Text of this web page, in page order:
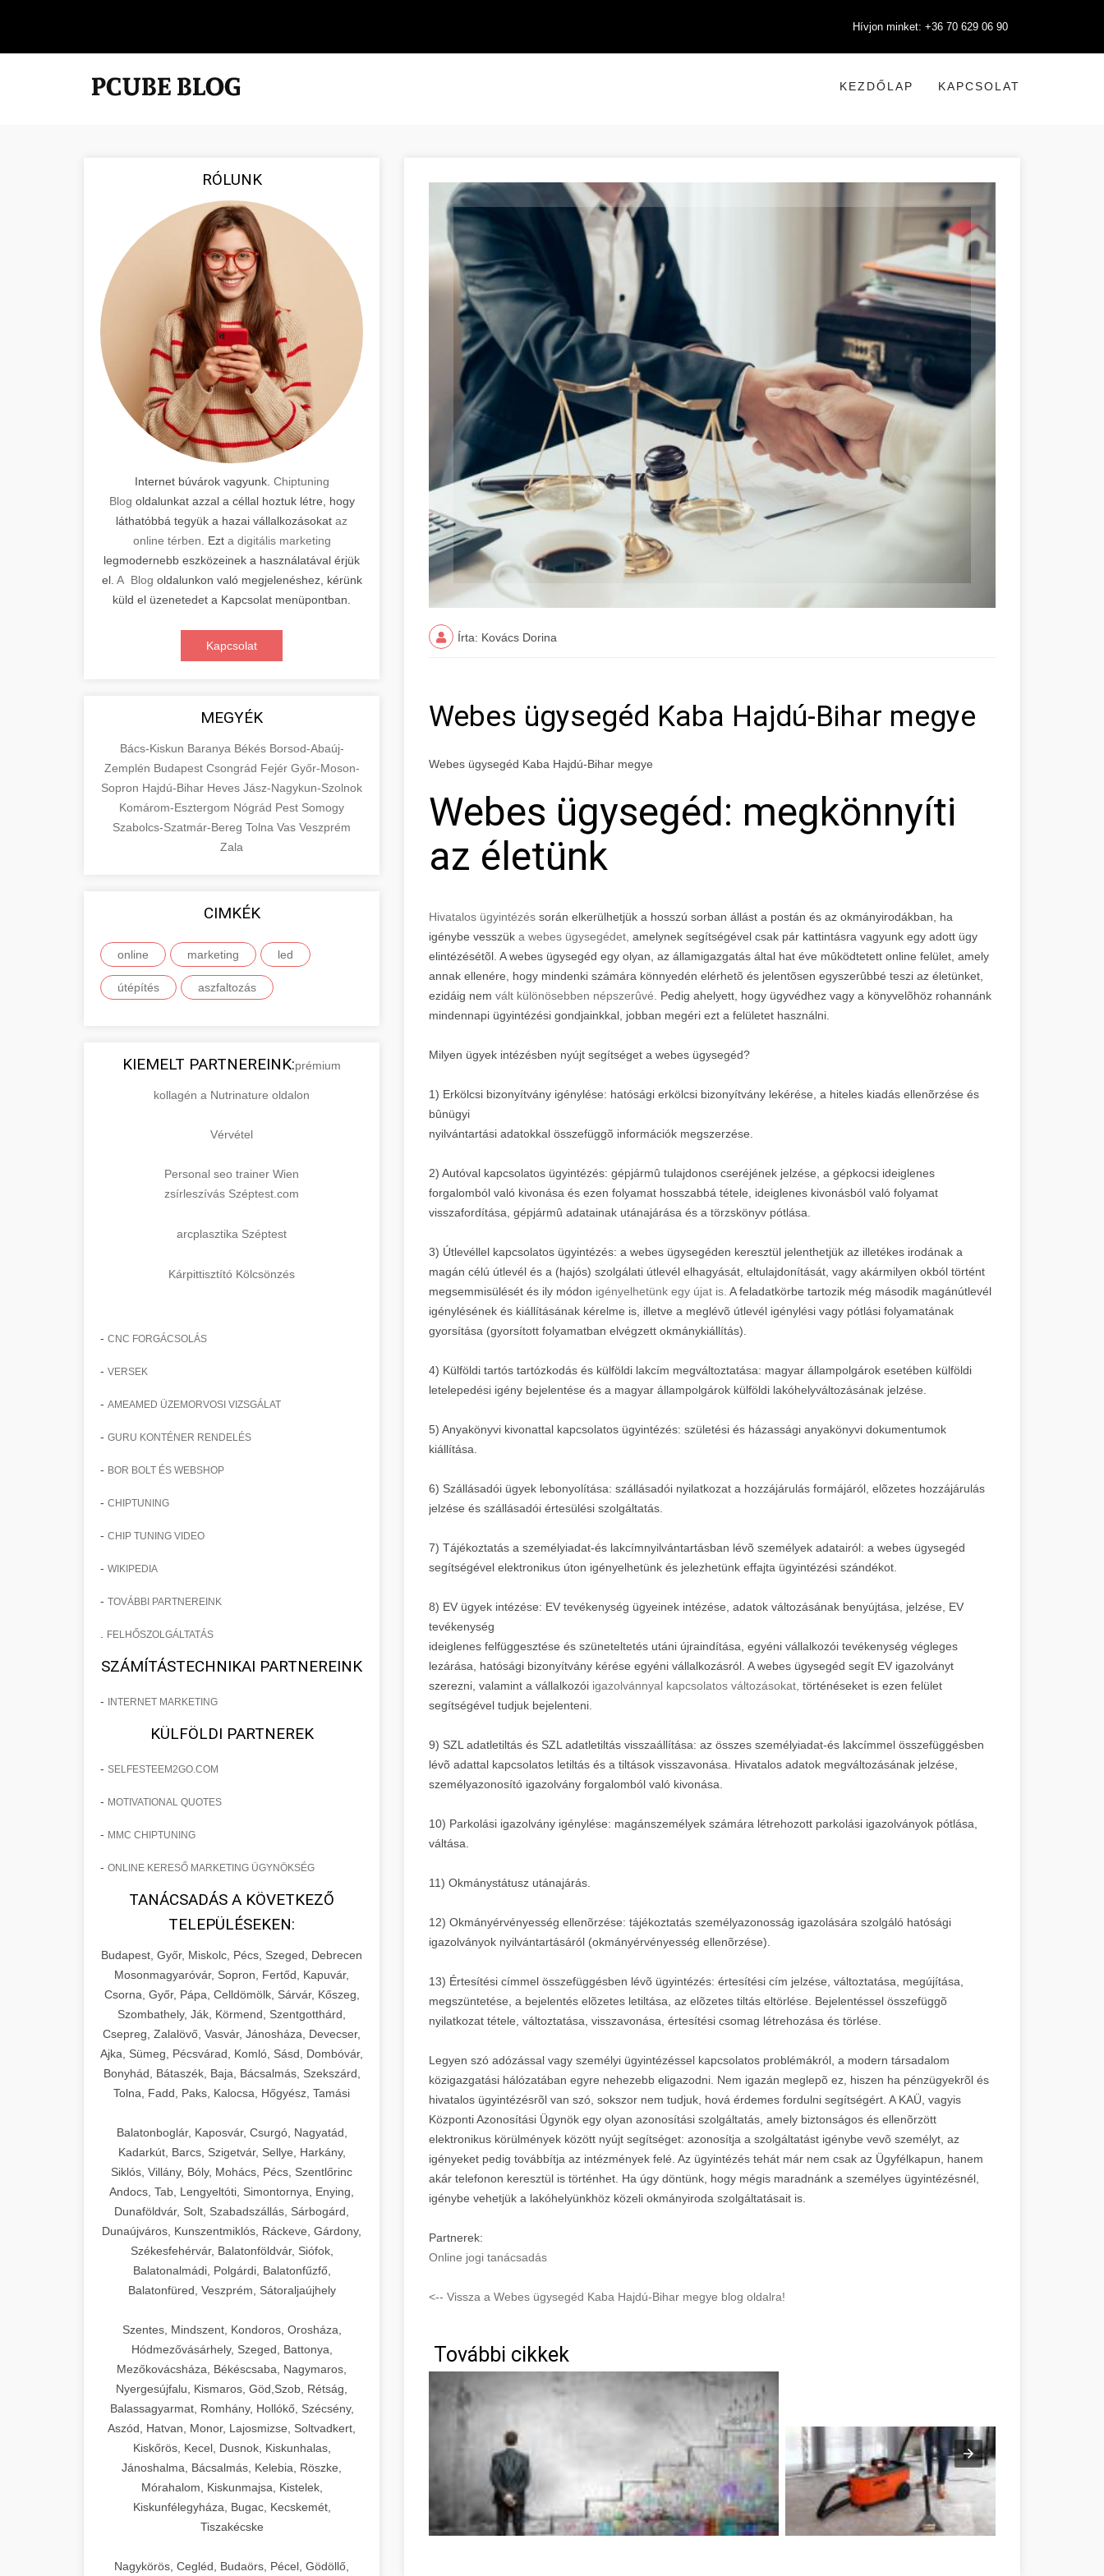
Hívjon minket: +36 70 629 06 90
KEZDŐLAP KAPCSOLAT
RÓLUNK
Internet búvárok vagyunk. Chiptuning
Blog oldalunkat azzal a céllal hoztuk létre, hogy
láthatóbbá tegyük a hazai vállalkozásokat az
online térben . Ezt a digitális marketing
legmodernebb eszközeinek a használatával érjük
el. A Blog oldalunkon való megjelenéshez, kérünk
küld el üzenetedet a Kapcsolat menüpontban.
Kapcsolat
MEGYÉK
Bács-Kiskun Baranya Békés Borsod-Abaúj-
Zemplén Budapest Csongrád Fejér Győr-Moson-
Sopron Hajdú-Bihar Heves Jász-Nagykun-Szolnok
Komárom-Esztergom Nógrád Pest Somogy
Szabolcs-Szatmár-Bereg Tolna Vas Veszprém
Zala
CIMKÉK
online marketing led
útépítés aszfaltozás
KIEMELT PARTNEREINK:prémium
kollagén a Nutrinature oldalon
Vérvétel
Personal seo trainer Wien
zsírleszívás Széptest.com
arcplasztika Széptest
Kárpittisztító Kölcsönzés
- CNC FORGÁCSOLÁS
- VERSEK
- AMEAMED ÜZEMORVOSI VIZSGÁLAT
- GURU KONTÉNER RENDELÉS
- BOR BOLT ÉS WEBSHOP
- CHIPTUNING
- CHIP TUNING VIDEO
- WIKIPEDIA
- TOVÁBBI PARTNEREINK
FELHŐSZOLGÁLTATÁS
SZÁMÍTÁSTECHNIKAI PARTNEREINK
- INTERNET MARKETING
KÜLFÖLDI PARTNEREK
- SELFESTEEM2GO.COM
- MOTIVATIONAL QUOTES
- MMC CHIPTUNING
- ONLINE KERESŐ MARKETING ÜGYNÖKSÉG
TANÁCSADÁS A KÖVETKEZŐ
TELEPÜLÉSEKEN:
Budapest, Győr, Miskolc, Pécs, Szeged, Debrecen
Mosonmagyaróvár, Sopron, Fertőd, Kapuvár,
Csorna, Győr, Pápa, Celldömölk, Sárvár, Kőszeg,
Szombathely, Ják, Körmend, Szentgotthárd,
Csepreg, Zalalövő, Vasvár, Jánosháza, Devecser,
Ajka, Sümeg, Pécsvárad, Komló, Sásd, Dombóvár,
Bonyhád, Bátaszék, Baja, Bácsalmás, Szekszárd,
Tolna, Fadd, Paks, Kalocsa, Hőgyész, Tamási
Balatonboglár, Kaposvár, Csurgó, Nagyatád,
Kadarkút, Barcs, Szigetvár, Sellye, Harkány,
Siklós, Villány, Bóly, Mohács, Pécs, Szentlőrinc
Andocs, Tab, Lengyeltóti, Simontornya, Enying,
Dunaföldvár, Solt, Szabadszállás, Sárbogárd,
Dunaújváros, Kunszentmiklós, Ráckeve, Gárdony,
Székesfehérvár, Balatonföldvár, Siófok,
Balatonalmádi, Polgárdi, Balatonfűzfő,
Balatonfüred, Veszprém, Sátoraljaújhely
Szentes, Mindszent, Kondoros, Orosháza,
Hódmezővásárhely, Szeged, Battonya,
Mezőkovácsháza, Békéscsaba, Nagymaros,
Nyergesújfalu, Kismaros, Göd,Szob, Rétság,
Balassagyarmat, Romhány, Hollókő, Szécsény,
Aszód, Hatvan, Monor, Lajosmizse, Soltvadkert,
Kiskőrös, Kecel, Dusnok, Kiskunhalas,
Jánoshalma, Bácsalmás, Kelebia, Röszke,
Mórahalom, Kiskunmajsa, Kistelek,
Kiskunfélegyháza, Bugac, Kecskemét,
Tiszakécske
Nagykörös, Cegléd, Budaörs, Pécel, Gödöllő,
Írta: Kovács Dorina
Webes ügysegéd Kaba Hajdú-Bihar megye
Webes ügysegéd Kaba Hajdú-Bihar megye
Webes ügysegéd: megkönnyíti
az életünk
Hivatalos ügyintézés során elkerülhetjük a hosszú sorban állást a postán és az okmányirodákban, ha
igénybe vesszük a webes ügysegédet, amelynek segítségével csak pár kattintásra vagyunk egy adott ügy
elintézésétõl. A webes ügysegéd egy olyan, az államigazgatás által hat éve mûködtetett online felület, amely
annak ellenére, hogy mindenki számára könnyedén elérhetõ és jelentõsen egyszerûbbé teszi az életünket,
ezidáig nem vált különösebben népszerûvé.
Pedig ahelyett, hogy ügyvédhez vagy a könyvelõhöz rohannánk
mindennapi ügyintézési gondjainkkal, jobban megéri ezt a felületet használni.
Milyen ügyek intézésben nyújt segítséget a webes ügysegéd?
1) Erkölcsi bizonyítvány igénylése: hatósági erkölcsi bizonyítvány lekérése, a hiteles kiadás ellenõrzése és
bûnügyi
nyilvántartási adatokkal összefüggõ információk megszerzése.
2) Autóval kapcsolatos ügyintézés: gépjármû tulajdonos cseréjének jelzése, a gépkocsi ideiglenes
forgalomból való kivonása és ezen folyamat hosszabbá tétele, ideiglenes kivonásból való folyamat
visszafordítása, gépjármû adatainak utánajárása és a törzskönyv pótlása.
3) Útlevéllel kapcsolatos ügyintézés: a webes ügysegéden keresztül jelenthetjük az illetékes irodának a
magán célú útlevél és a (hajós) szolgálati útlevél elhagyását, eltulajdonítását, vagy akármilyen okból történt
megsemmisülését és ily módon igényelhetünk egy újat is. A feladatkörbe tartozik még második magánútlevél
igénylésének és kiállításának kérelme is, illetve a meglévõ útlevél igénylési vagy pótlási folyamatának
gyorsítása (gyorsított folyamatban elvégzett okmánykiállítás).
4) Külföldi tartós tartózkodás és külföldi lakcím megváltoztatása: magyar állampolgárok esetében külföldi
letelepedési igény bejelentése és a magyar állampolgárok külföldi lakóhelyváltozásának jelzése.
5) Anyakönyvi kivonattal kapcsolatos ügyintézés: születési és házassági anyakönyvi dokumentumok
kiállítása.
6) Szállásadói ügyek lebonyolítása: szállásadói nyilatkozat a hozzájárulás formájáról, elõzetes hozzájárulás
jelzése és szállásadói értesülési szolgáltatás.
7) Tájékoztatás a személyiadat-és lakcímnyilvántartásban lévõ személyek adatairól: a webes ügysegéd
segítségével elektronikus úton igényelhetünk és jelezhetünk effajta ügyintézési szándékot.
8) EV ügyek intézése: EV tevékenység ügyeinek intézése, adatok változásának benyújtása, jelzése, EV
tevékenység
ideiglenes felfüggesztése és szüneteltetés utáni újraindítása, egyéni vállalkozói tevékenység végleges
lezárása, hatósági bizonyítvány kérése egyéni vállalkozásról. A webes ügysegéd segít EV igazolványt
szerezni, valamint a vállalkozói igazolvánnyal kapcsolatos változásokat, történéseket is ezen felület
segítségével tudjuk bejelenteni.
9) SZL adatletiltás és SZL adatletiltás visszaállítása: az összes személyiadat-és lakcímmel összefüggésben
lévõ adattal kapcsolatos letiltás és a tiltások visszavonása. Hivatalos adatok megváltozásának jelzése,
személyazonosító igazolvány forgalomból való kivonása.
10) Parkolási igazolvány igénylése: magánszemélyek számára létrehozott parkolási igazolványok pótlása,
váltása.
11) Okmánystátusz utánajárás.
12) Okmányérvényesség ellenõrzése: tájékoztatás személyazonosság igazolására szolgáló hatósági
igazolványok nyilvántartásáról (okmányérvényesség ellenõrzése).
13) Értesítési címmel összefüggésben lévõ ügyintézés: értesítési cím jelzése, változtatása, megújítása,
megszüntetése, a bejelentés elõzetes letiltása, az elõzetes tiltás eltörlése. Bejelentéssel összefüggõ
nyilatkozat tétele, változtatása, visszavonása, értesítési csomag létrehozása és törlése.
Legyen szó adózással vagy személyi ügyintézéssel kapcsolatos problémákról, a modern társadalom
közigazgatási hálózatában egyre nehezebb eligazodni. Nem igazán meglepõ ez, hiszen ha pénzügyekrõl és
hivatalos ügyintézésrõl van szó, sokszor nem tudjuk, hová érdemes fordulni segítségért. A KAÜ, vagyis
Központi Azonosítási Ügynök egy olyan azonosítási szolgáltatás, amely biztonságos és ellenõrzött
elektronikus körülmények között nyújt segítséget: azonosítja a szolgáltatást igénybe vevõ személyt, az
igényeket pedig továbbítja az intézmények felé. Az ügyintézés tehát már nem csak az Ügyfélkapun, hanem
akár telefonon keresztül is történhet. Ha úgy döntünk, hogy mégis maradnánk a személyes ügyintézésnél,
igénybe vehetjük a lakóhelyünkhöz közeli okmányiroda szolgáltatásait is.
Partnerek:
Online jogi tanácsadás
<-- Vissza a Webes ügysegéd Kaba Hajdú-Bihar megye blog oldalra!
További cikkek